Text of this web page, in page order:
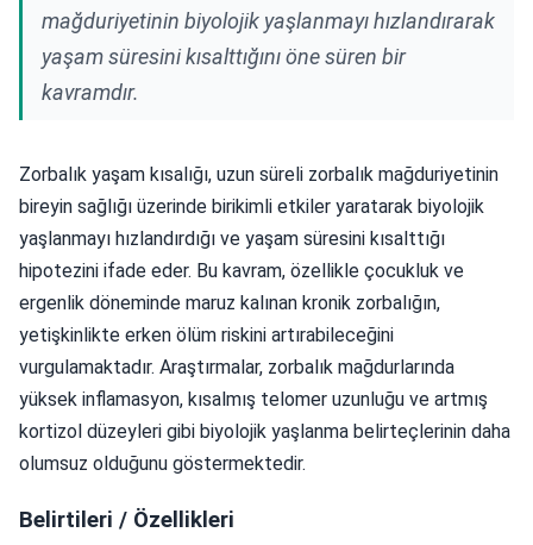
mağduriyetinin biyolojik yaşlanmayı hızlandırarak
yaşam süresini kısalttığını öne süren bir
kavramdır.
Zorbalık yaşam kısalığı, uzun süreli zorbalık mağduriyetinin
bireyin sağlığı üzerinde birikimli etkiler yaratarak biyolojik
yaşlanmayı hızlandırdığı ve yaşam süresini kısalttığı
hipotezini ifade eder. Bu kavram, özellikle çocukluk ve
ergenlik döneminde maruz kalınan kronik zorbalığın,
yetişkinlikte erken ölüm riskini artırabileceğini
vurgulamaktadır. Araştırmalar, zorbalık mağdurlarında
yüksek inflamasyon, kısalmış telomer uzunluğu ve artmış
kortizol düzeyleri gibi biyolojik yaşlanma belirteçlerinin daha
olumsuz olduğunu göstermektedir.
Belirtileri / Özellikleri